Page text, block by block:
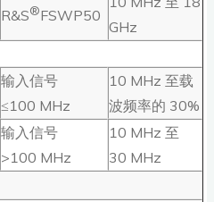
R&S®FSWP50
GHz
输入信号
≤100 MHz
10 MHz 至载
波频率的 30%
输入信号
>100 MHz
10 MHz 至
30 MHz